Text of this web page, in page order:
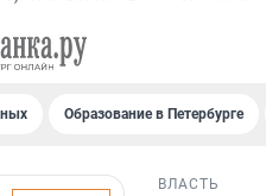
Образование в Петербурге
ВЛАСТЬ